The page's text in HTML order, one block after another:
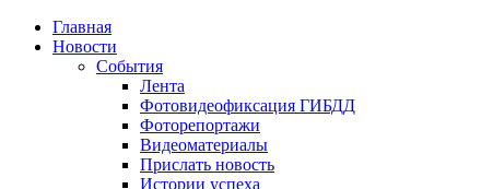
Главная
Новости
События
Лента
Фотовидеофиксация ГИБДД
Фоторепортажи
Видеоматериалы
Прислать новость
Истории успеха